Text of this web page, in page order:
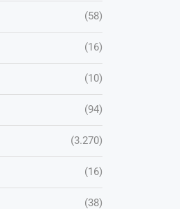
(58)
(16)
(10)
(94)
(3.270)
(16)
(38)